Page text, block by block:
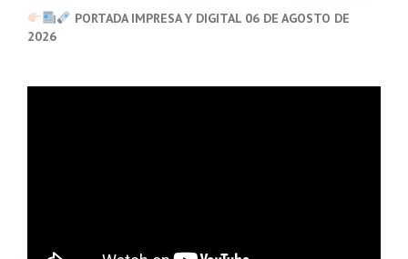
PORTADA IMPRESA Y DIGITAL 06 DE AGOSTO DE
2026